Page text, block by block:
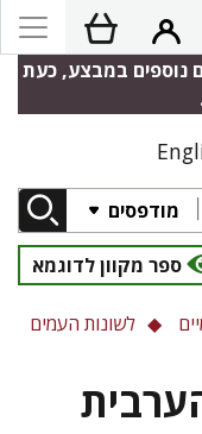
נוספים במבצע, כעת
מודפסים
ספר מקוון לדוגמא
לשונות העמים